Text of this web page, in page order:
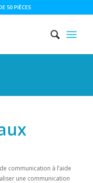
50 PIÈCES
communication à l’aide
une communication